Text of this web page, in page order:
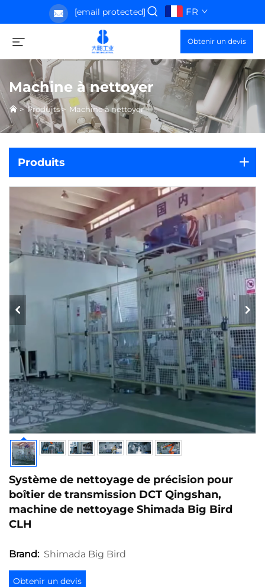
[email protected] FR
Obtenir un devis
Machine à nettoyer
>Produits> Machine à nettoyer
Produits
Système de nettoyage de précision pour
boîtier de transmission DCT Qingshan,
machine de nettoyage Shimada Big Bird
CLH
Brand: Shimada Big Bird
Obtenir un devis